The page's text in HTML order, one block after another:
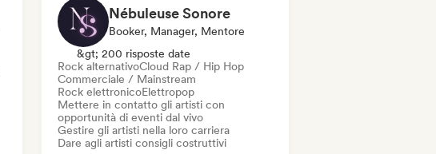
Nébuleuse Sonore
Booker, Manager, Mentore
&gt; 200 risposte date
Rock alternativoCloud Rap / Hip Hop
Commerciale / Mainstream
Rock elettronicoElettropop
Mettere in contatto gli artisti con
opportunità di eventi dal vivo
Gestire gli artisti nella loro carriera
Dare agli artisti consigli costruttivi